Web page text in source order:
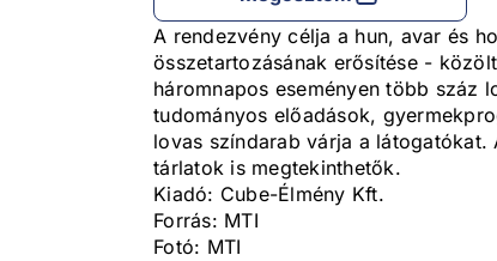
A rendezvény célja a hun, avar és
összetartozásának erősítése -
háromnapos eseményen több száz
tudományos előadások,
lovas színdarab várja a
tárlatok is megtekinthetők.
Kiadó: Cube-Élmény Kft.
Forrás: MTI
Fotó: MTI